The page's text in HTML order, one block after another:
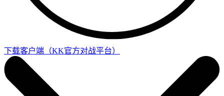
下载客户端 （KK官方对战平台）